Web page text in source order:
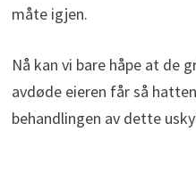
måte igjen.
Nå kan vi bare håpe at de
avdøde eieren får så
behandlingen av dette